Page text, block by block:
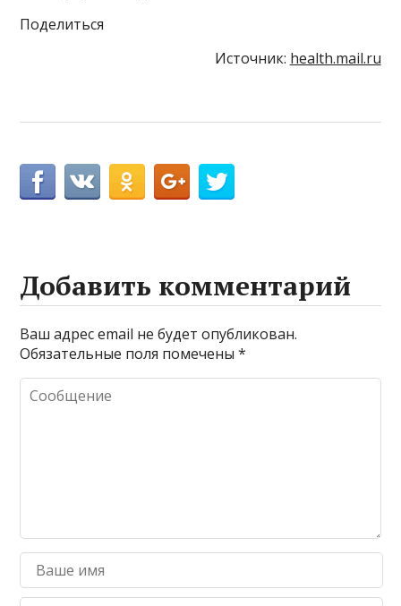
Поделиться
Источник: health.mail.ru
Добавить комментарий
Ваш адрес email не будет опубликован.
Обязательные поля помечены*